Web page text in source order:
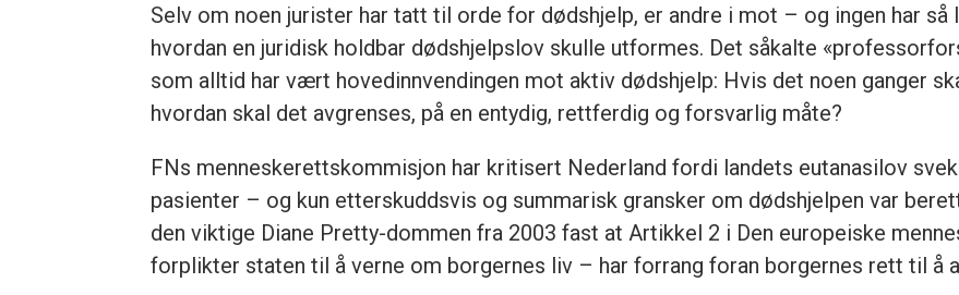
Selv om noen jurister har tatt til orde for dødshjelp, er andre i mot – og ingen har
hvordan en juridisk holdbar dødshjelpslov skulle utformes. Det såkalte
som alltid har vært hovedinnvendingen mot aktiv dødshjelp: Hvis det noen ganger
hvordan skal det avgrenses, på en entydig, rettferdig og forsvarlig måte?
FNs menneskerettskommisjon har kritisert Nederland fordi landets eutanasilov
pasienter – og kun etterskuddsvis og summarisk gransker om dødshjelpen var
den viktige Diane Pretty-dommen fra 2003 fast at Artikkel 2 i Den europeiske
forplikter staten til å verne om borgernes liv – har forrang foran borgernes rett til å